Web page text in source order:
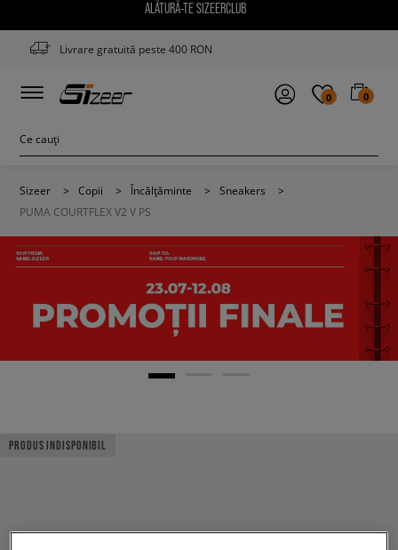
ALĂTURĂ-TE SIZEERCLUB
Livrare gratuită peste 400 RON
0 0
Sizeer > Copii > Încălțăminte > Sneakers
>
PUMA COURTFLEX V2 V PS
PRODUS INDISPONIBIL